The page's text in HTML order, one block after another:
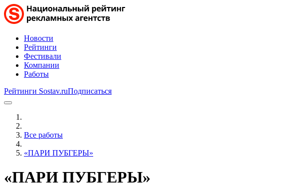
Новости
Рейтинги
Фестивали
Компании
Работы
Рейтинги Sostav.ruПодписаться
Все работы
«ПАРИ ПУБГЕРЫ»
«ПАРИ ПУБГЕРЫ»